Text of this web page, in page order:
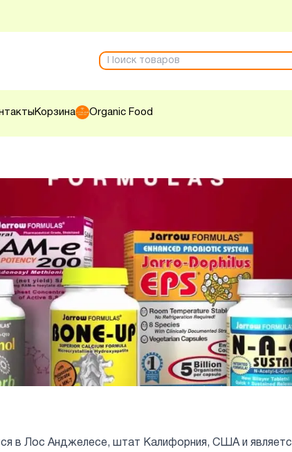
Корзина Organic Food
в Лос Анджелесе, штат Калифорния, США и